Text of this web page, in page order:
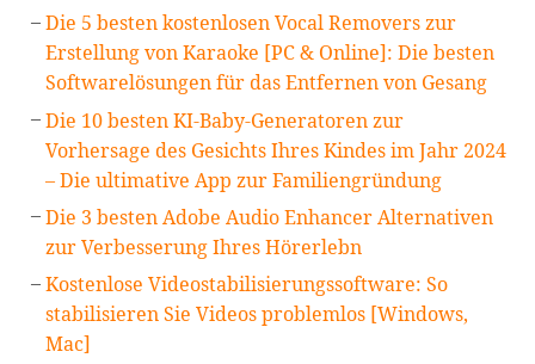
Die 5 besten kostenlosen Vocal Removers zur
Erstellung von Karaoke [PC & Online]: Die besten
Softwarelösungen für das Entfernen von Gesang
Die 10 besten KI-Baby-Generatoren zur
Vorhersage des Gesichts Ihres Kindes im Jahr 2024
– Die ultimative App zur Familiengründung
Die 3 besten Adobe Audio Enhancer Alternativen
zur Verbesserung Ihres Hörerlebn
Kostenlose Videostabilisierungssoftware: So
stabilisieren Sie Videos problemlos [Windows,
Mac]